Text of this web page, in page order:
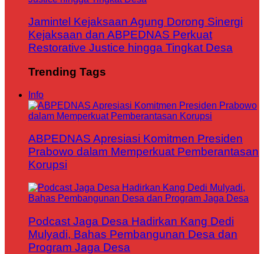
Jamintel Kejaksaan Agung Dorong Sinergi
Kejaksaan dan ABPEDNAS Perkuat
Restorative Justice hingga Tingkat Desa
Trending Tags
Info
ABPEDNAS Apresiasi Komitmen Presiden
Prabowo dalam Memperkuat Pemberantasan
Korupsi
Podcast Jaga Desa Hadirkan Kang Dedi
Mulyadi, Bahas Pembangunan Desa dan
Program Jaga Desa